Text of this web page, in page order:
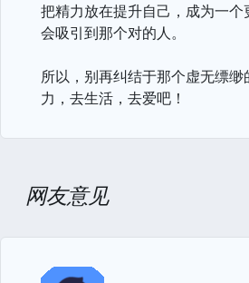
把精力放在提升自己，成为一个
会吸引到那个对的人。
所以，别再纠结于那个虚无缥缈
力，去生活，去爱吧！
网友意见